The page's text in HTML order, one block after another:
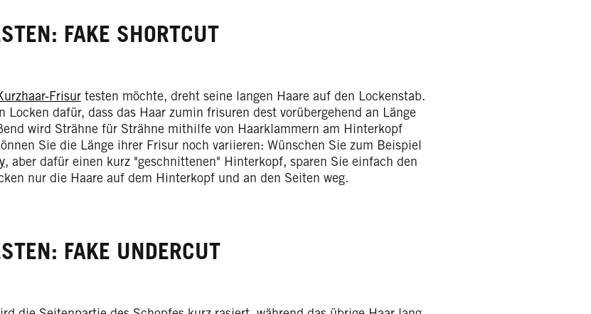
FAKE SHORTCUT
Frisurtesten möchte, dreht seine langen Haare auf den Lockenstab.
Locken dafür, dass das Haar zumin frisuren dest vorübergehend an Länge
wird Strähne für Strähne mithilfe von Haarklammern am Hinterkopf
Sie die Länge ihrer Frisur noch variieren: Wünschen Sie zum Beispiel
, aber dafür einen kurz "geschnittenen" Hinterkopf, sparen Sie einfach den
nur die Haare auf dem Hinterkopf und an den Seiten weg.
FAKE UNDERCUT